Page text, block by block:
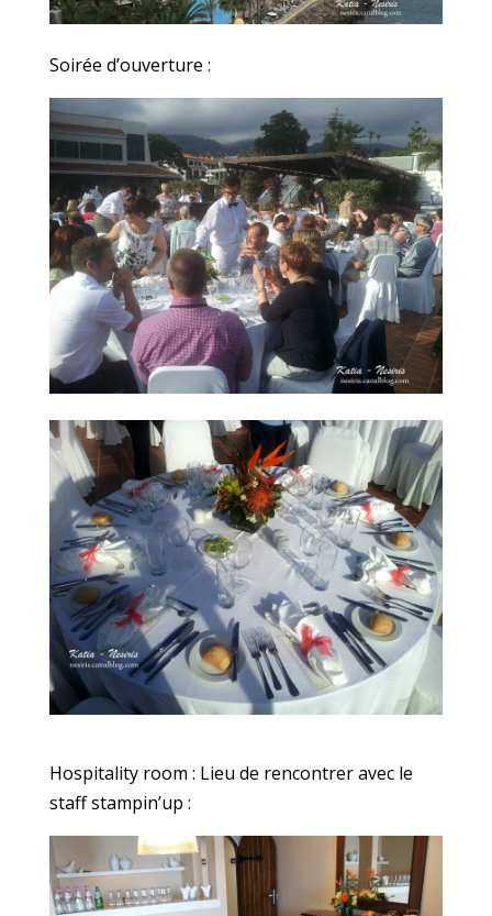
Soirée d’ouverture :
Hospitality room : Lieu de rencontrer avec le
staff stampin’up :